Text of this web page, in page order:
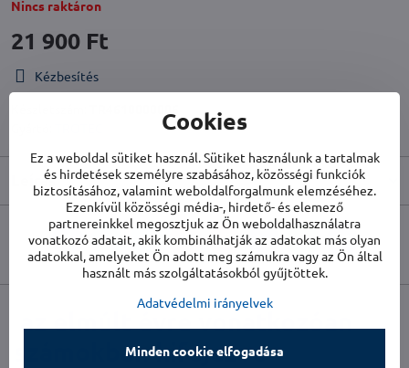
Nincs raktáron
21 900 Ft
Kézbesítés
Leírás
FacebookTwitterBlueskyPinterestRedditLinkedInWhatsApp
E-
mail
az elmúlt évre vonatkozóan
számokban kifejezve
Cookies
Ez a weboldal sütiket használ. Sütiket használunk a tartalmak
és hirdetések személyre szabásához, közösségi funkciók
biztosításához, valamint weboldalforgalmunk elemzéséhez.
Ezenkívül közösségi média-, hirdető- és elemező
partnereinkkel megosztjuk az Ön weboldalhasználatra
vonatkozó adatait, akik kombinálhatják az adatokat más olyan
adatokkal, amelyeket Ön adott meg számukra vagy az Ön által
használt más szolgáltatásokból gyűjtöttek.
Adatvédelmi irányelvek
Minden cookie elfogadása